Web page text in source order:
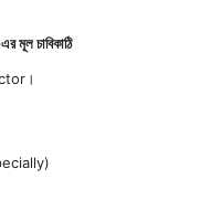
চাবিকাঠি